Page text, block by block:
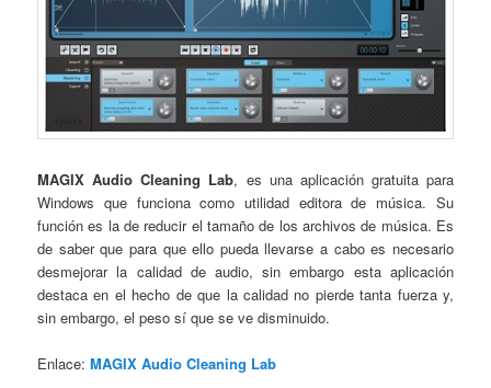
MAGIX Audio Cleaning Lab, es una aplicación gratuita para
Windows que funciona como utilidad editora de música. Su
función es la de reducir el tamaño de los archivos de música. Es
de saber que para que ello pueda llevarse a cabo es necesario
desmejorar la calidad de audio, sin embargo esta aplicación
destaca en el hecho de que la calidad no pierde tanta fuerza y,
sin embargo, el peso sí que se ve disminuido.
Enlace:MAGIX Audio Cleaning Lab